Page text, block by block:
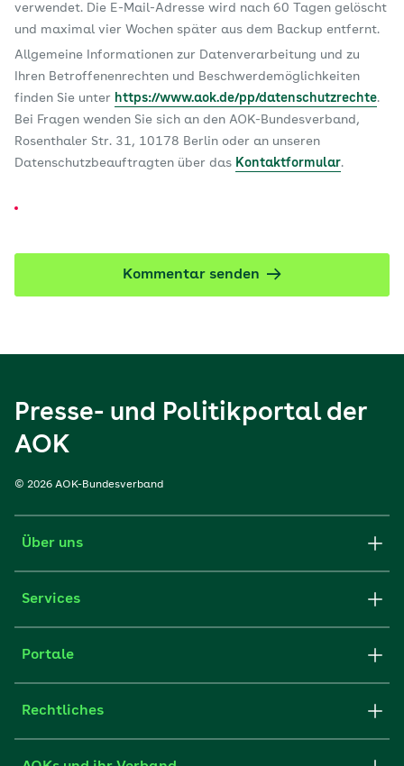
verwendet. Die E-Mail-Adresse wird nach 60 Tagen gelöscht
und maximal vier Wochen später aus dem Backup entfernt.
Allgemeine Informationen zur Datenverarbeitung und zu
Ihren Betroffenenrechten und Beschwerdemöglichkeiten
finden Sie unter https://www.aok.de/pp/datenschutzrechte.
Bei Fragen wenden Sie sich an den AOK-Bundesverband,
Rosenthaler Str. 31, 10178 Berlin oder an unseren
Datenschutzbeauftragten über das Kontaktformular.
Kommentar senden
Presse- und Politikportal der
AOK
© 2026 AOK-Bundesverband
Über uns
Services
Portale
Rechtliches